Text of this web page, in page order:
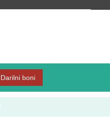
Darilni boni